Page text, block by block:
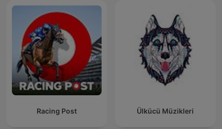
Racing Post Ülkücü Müzikleri